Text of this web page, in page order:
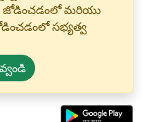
జోడించడంలో మరియు
సభ్యత్వ